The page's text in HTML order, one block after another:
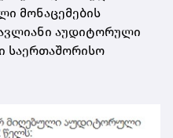
მონაცემების
აუდიტორული
საერთაშორისო